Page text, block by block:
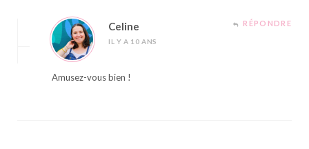
Celine
IL Y A 10 ANS
RÉPONDRE
Amusez-vous bien !